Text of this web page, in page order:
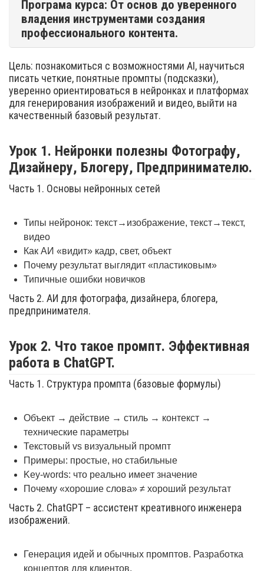
Програма курса: От основ до уверенного
владения инструментами создания
профессионального контента.
Цель: познакомиться с возможностями AI, научиться
писать четкие, понятные промпты (подсказки),
уверенно ориентироваться в нейронках и платформах
для генерирования изображений и видео, выйти на
качественный базовый результат.
Урок 1. Нейронки полезны Фотографу,
Дизайнеру, Блогеру, Предпринимателю.
Часть 1. Основы нейронных сетей
Типы нейронок: текст→изображение, текст→текст,
видео
Как АИ «видит» кадр, свет, объект
Почему результат выглядит «пластиковым»
Типичные ошибки новичков
Часть 2. АИ для фотографа, дизайнера, блогера,
предпринимателя.
Урок 2. Что такое промпт. Эффективная
работа в ChatGPT.
Часть 1. Структура промпта (базовые формулы)
Объект → действие → стиль → контекст →
технические параметры
Текстовый vs визуальный промпт
Примеры: простые, но стабильные
Key-words: что реально имеет значение
Почему «хорошие слова» ≠ хороший результат
Часть 2. ChatGPT – ассистент креативного инженера
изображений.
Генерация идей и обычных промптов. Разработка
концептов для клиентов.